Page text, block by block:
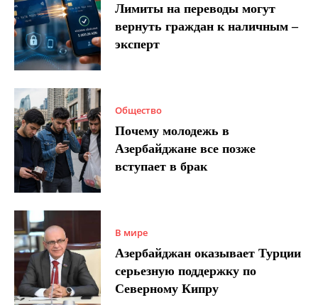
Лимиты на переводы могут
вернуть граждан к наличным –
эксперт
Общество
Почему молодежь в
Азербайджане все позже
вступает в брак
В мире
Азербайджан оказывает Турции
серьезную поддержку по
Северному Кипру